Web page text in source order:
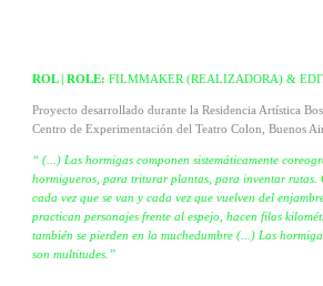
ROL | ROLE:FILMMAKER (REALIZADORA) &
Proyecto desarrollado durante la Residencia Artística
Centro de Experimentación del Teatro Colon, Buenos
“ (...) Las hormigas componen sistemáticamente
hormigueros, para triturar plantas, para inventar rutas.
cada vez que se van y cada vez que vuelven del
practican personajes frente al espejo, hacen filas
también se pierden en la muchedumbre (...) Las
son multitudes.”